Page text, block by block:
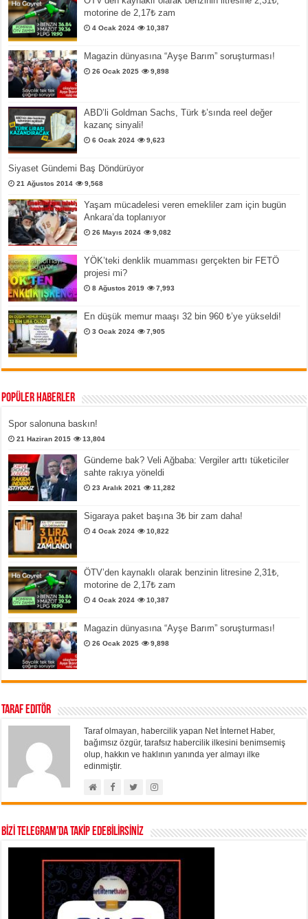
motorine de 2,17₺ zam
4 Ocak 2024 10,387
Magazin dünyasına “Ayşe Barım” soruşturması!
26 Ocak 2025 9,898
ABD’li Goldman Sachs, Türk ₺’sında reel değer
kazanç sinyali!
6 Ocak 2024 9,623
Siyaset Gündemi Baş Döndürüyor
21 Ağustos 2014 9,568
Yaşam mücadelesi veren emekliler zam için bugün
Ankara’da toplanıyor
26 Mayıs 2024 9,082
YÖK’teki denklik muamması gerçekten bir FETÖ
projesi mi?
8 Ağustos 2019 7,993
En düşük memur maaşı 32 bin 960 ₺’ye yükseldi!
3 Ocak 2024 7,905
Popüler Haberler
Spor salonuna baskın!
21 Haziran 2015 13,804
Gündeme bak? Veli Ağbaba: Vergiler arttı tüketiciler
sahte rakıya yöneldi
23 Aralık 2021 11,282
Sigaraya paket başına 3₺ bir zam daha!
4 Ocak 2024 10,822
ÖTV’den kaynaklı olarak benzinin litresine 2,31₺,
motorine de 2,17₺ zam
4 Ocak 2024 10,387
Magazin dünyasına “Ayşe Barım” soruşturması!
26 Ocak 2025 9,898
Taraf Editör
Taraf olmayan, habercilik yapan Net İnternet Haber,
bağımsız özgür, tarafsız habercilik ilkesini benimsemiş
olup, hakkın ve haklının yanında yer almayı ilke
edinmiştir.
BİZİ TELEGRAM’DA TAKİP EDEBİLİRSİNİZ